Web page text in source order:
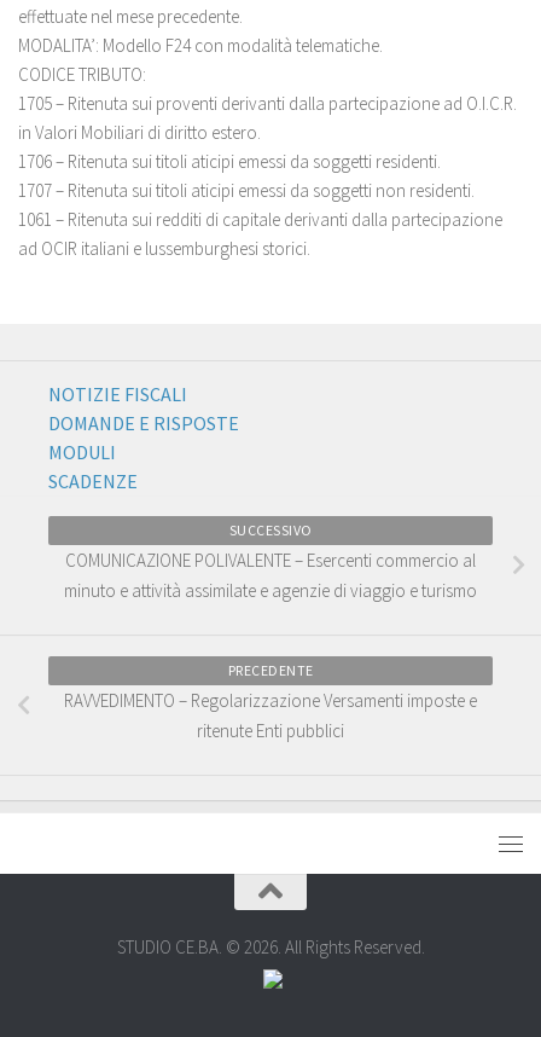
effettuate nel mese precedente.
MODALITA’: Modello F24 con modalità telematiche.
CODICE TRIBUTO:
1705 – Ritenuta sui proventi derivanti dalla partecipazione ad O.I.C.R.
in Valori Mobiliari di diritto estero.
1706 – Ritenuta sui titoli aticipi emessi da soggetti residenti.
1707 – Ritenuta sui titoli aticipi emessi da soggetti non residenti.
1061 – Ritenuta sui redditi di capitale derivanti dalla partecipazione
ad OCIR italiani e lussemburghesi storici.
NOTIZIE FISCALI
DOMANDE E RISPOSTE
MODULI
SCADENZE
SUCCESSIVO
COMUNICAZIONE POLIVALENTE – Esercenti commercio al
minuto e attività assimilate e agenzie di viaggio e turismo
PRECEDENTE
RAVVEDIMENTO – Regolarizzazione Versamenti imposte e
ritenute Enti pubblici
STUDIO CE.BA. © 2026. All Rights Reserved.